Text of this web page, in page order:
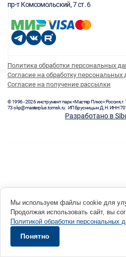
пр-т Комсомольский, 7 ст. 6
Политика обработки персональных
Согласие на обработку персональных
Согласие на получение рассылки
© 1996 - 2026 инструмент парк «Мастер Плюс» Россия,
73 okp@masterplus.tomsk.ru ИП Брусницын Д.Н. ИНН
Разработано в
Мы используем файлы cookie для
Продолжая использовать сайт, вы
Политикой обработки персональных
Понятно